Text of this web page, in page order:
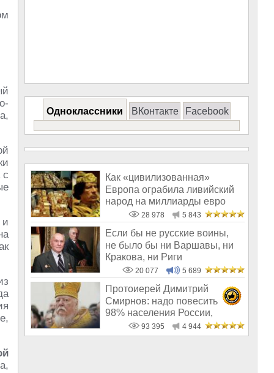
с
и
Одноклассники ВКонтакте Facebook
Как «цивилизованная»
Европа ограбила ливийский
народ на миллиарды евро
28 978 5 843
Если бы не русские воины,
не было бы ни Варшавы, ни
Кракова, ни Риги
20 077 5 689
Протоиерей Димитрий
Смирнов: надо повесить
98% населения России,
чтобы восторжество
93 395 4 944